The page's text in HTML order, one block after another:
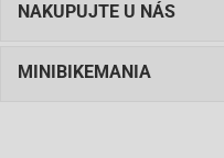
NAKUPUJTE U NÁS
MINIBIKEMANIA